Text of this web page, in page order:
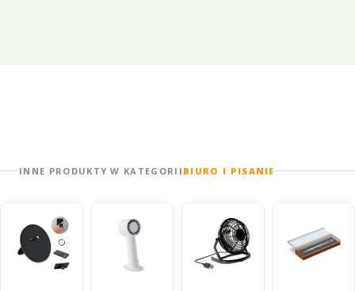
INNE PRODUKTY W KATEGORII BIURO I PISANIE